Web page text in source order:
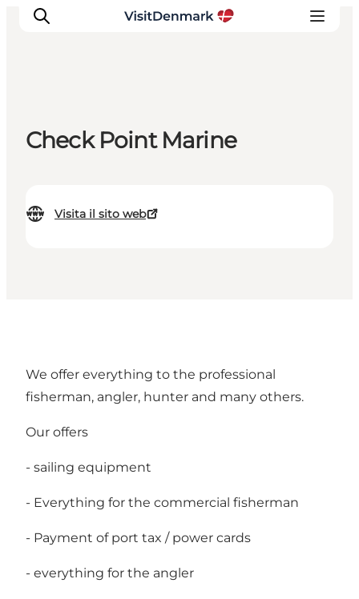
Ispirazioni
Dove dormire
Pianifica il viaggio
Check Point Marine
Visita il sito web
We offer everything to the professional
fisherman, angler, hunter and many others.
Our offers
- sailing equipment
- Everything for the commercial fisherman
- Payment of port tax / power cards
- everything for the angler